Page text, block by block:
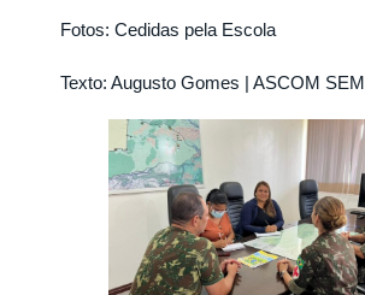
Fotos: Cedidas pela Escola
Texto: Augusto Gomes | ASCOM